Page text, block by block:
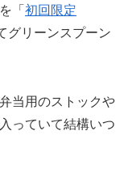
「 初回限定
グリーンスプーン
当用のストックや
っていて結構いつ